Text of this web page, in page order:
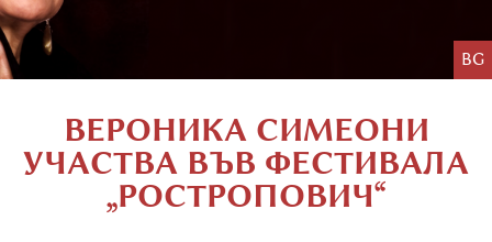
BG
ВЕРОНИКА СИМЕОНИ
УЧАСТВА ВЪВ ФЕСТИВАЛА
„РОСТРОПОВИЧ“